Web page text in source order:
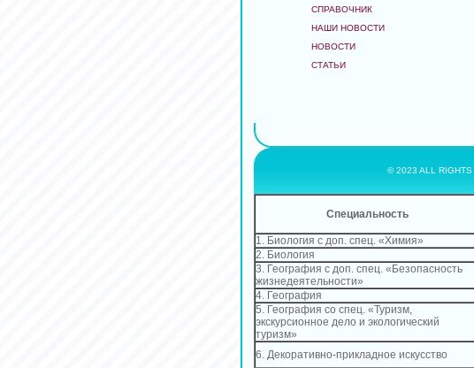
СПРАВОЧНИК
НАШИ НОВОСТИ
НОВОСТИ
СТАТЬИ
© 2023 ALL RIGHTS
Специальность
1. Биология с доп. спец. «Химия»
2. Биология
3. География с доп. спец. «Безопасность
жизнедеятельности»
4. География
5. География со спец. «Туризм,
экскурсионное дело и экологический
туризм»
6. Декоративно-прикладное искусство